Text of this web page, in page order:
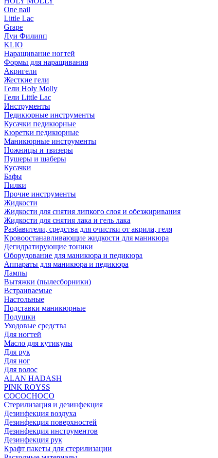
One nail
Little Lac
Grape
Луи Филипп
KLIO
Наращивание ногтей
Формы для наращивания
Акригели
Жесткие гели
Гели Holy Molly
Гели Little Lac
Инструменты
Педикюрные инструменты
Кусачки педикюрные
Кюретки педикюрные
Маникюрные инструменты
Ножницы и твизеры
Пушеры и шаберы
Кусачки
Бафы
Пилки
Прочие инструменты
Жидкости
Жидкости для снятия липкого слоя и обезжиривания
Жидкости для снятия лака и гель лака
Разбавители, средства для очистки от акрила, геля
Кровоостанавливающие жидкости для маникюра
Дегидратирующие тоники
Оборудование для маникюра и педикюра
Аппараты для маникюра и педикюра
Лампы
Вытяжки (пылесборники)
Встраиваемые
Настольные
Подставки маникюрные
Подушки
Уходовые средства
Для ногтей
Масло для кутикулы
Для рук
Для ног
Для волос
ALAN HADASH
PINK ROYSS
COCOCHOCO
Стерилизация и дезинфекция
Дезинфекция воздуха
Дезинфекция поверхностей
Дезинфекция инструментов
Дезинфекция рук
Крафт пакеты для стерилизации